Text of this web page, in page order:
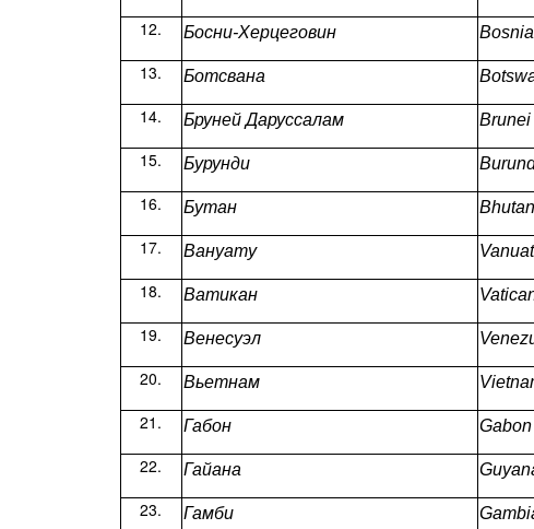
Босни-Херцеговин
Ботсвана
Бруней Даруссалам
Бурунди
Бутан Bhutan
Вануату
Ватикан
Венесуэл
Вьетнам
Габон Gabon
Гайана
Гамби